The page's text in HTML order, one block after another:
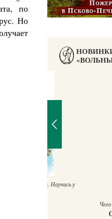
по
Но
Научись у
Чего ждет от нас
Святитель